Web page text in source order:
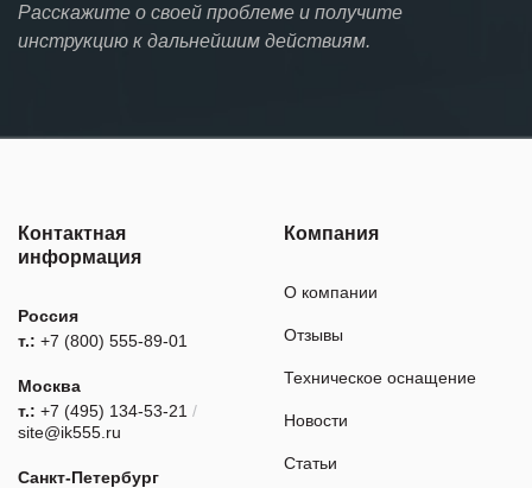
Расскажите о своей проблеме и получите
инструкцию к дальнейшим действиям.
Контактная
информация
Россия
т.: +7 (800) 555-89-01
Москва
т.: +7 (495) 134-53-21 /
site@ik555.ru
Санкт-Петербург
Компания
О компании
Отзывы
Техническое оснащение
Новости
Статьи